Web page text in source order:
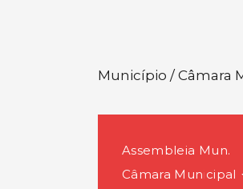
Município / Câmara
Assembleia Mun.
Câmara Municipal